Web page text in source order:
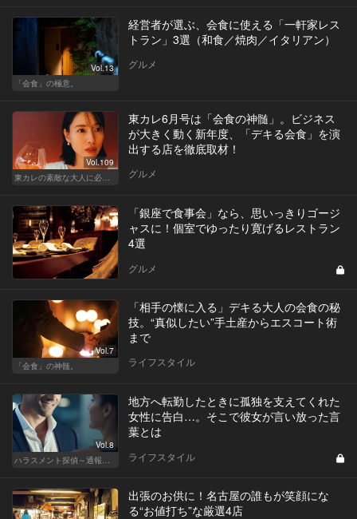
Vol.13
「会食」の極意。
経営者が選ぶ、会食に使える「一軒家レス
トラン」3選（和食／焼肉／イタリアン）
グルメ
Vol.109
東カレの素敵な大人に必要なこと
東カレ6月号は「会食の神髄」。ビジネス
が大きく動く新年度、「デキる会食」を演
出する店を徹底取材！
グルメ
「銀座で食事会」なら、思いっきりゴージ
ャスに！個室でゆったり寛げるレストラン
4選
グルメ
Vol.7
「会食」の神髄。
「相手の懐に入る」デキる大人の会食の秘
技。“真似したい”手土産からエスコート術
まで
ライフスタイル
Vol.8
ハラスメント探偵～通報編～
地方へ転勤したときに孤独を支えてくれた
女性に告白…。そこで彼女が言い放った言
葉とは
ライフスタイル
出張のお供に！名古屋の誰もが笑顔にな
る“お値打ち”な厳選4店